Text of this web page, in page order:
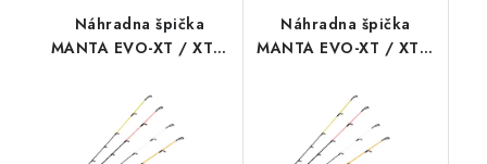
Náhradna špička
MANTA EVO-XT / XT-R
Náhradna špička
MANTA EVO-XT / XT-R